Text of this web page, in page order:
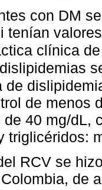
con DM
tenían
clínica
de
de menos
40 mg/dL,
triglicéridos:
RCV se
de